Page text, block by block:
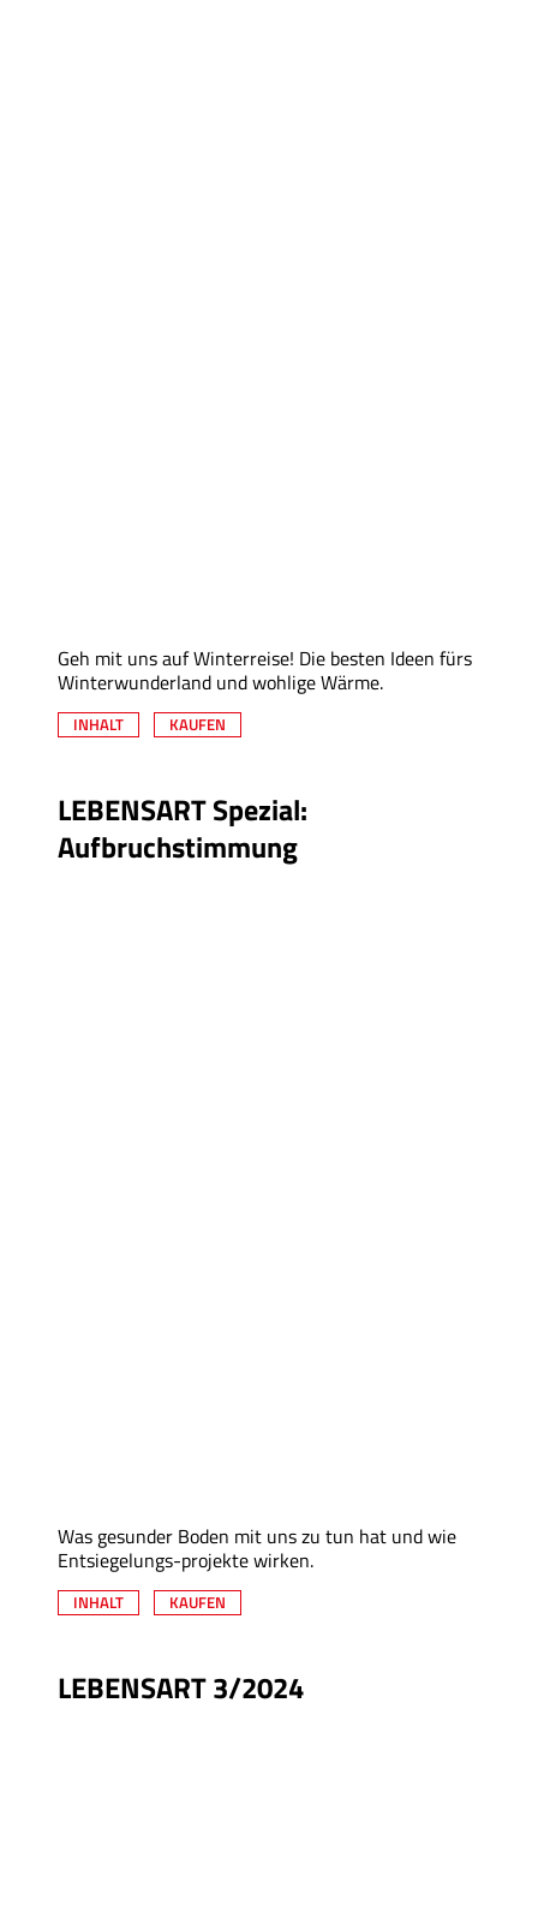
Geh mit uns auf Winterreise! Die besten Ideen fürs
Winterwunderland und wohlige Wärme.
INHALT KAUFEN
LEBENSART Spezial:
Aufbruchstimmung
Was gesunder Boden mit uns zu tun hat und wie
Entsiegelungs-projekte wirken.
INHALT KAUFEN
LEBENSART 3/2024